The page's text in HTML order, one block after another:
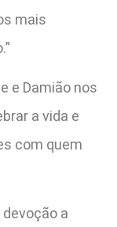
mais
e Damião nos
a vida e
com quem
a